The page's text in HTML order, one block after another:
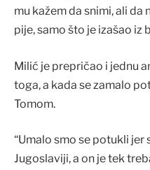
mu kažem da snimi, ali da
pije, samo što je izašao iz
Milić je prepričao i jednu
toga, a kada se zamalo
Tomom.
“Umalo smo se potukli jer
Jugoslaviji, a on je tek